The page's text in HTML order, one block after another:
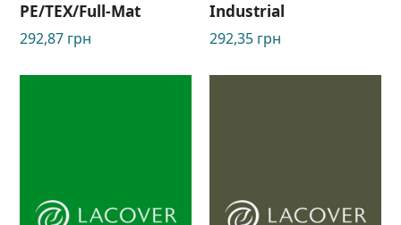
РЕ/TEX/Full-Mat
292,87 грн
Industrial
292,35 грн